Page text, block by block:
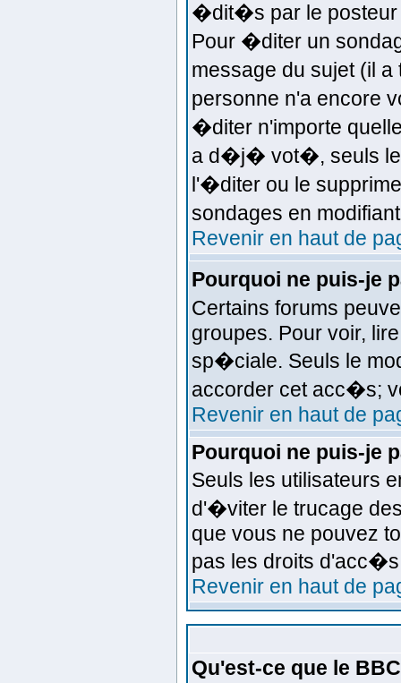
�dit�s par le posteur
Pour �diter un
message du sujet (il
personne n'a encore
�diter n'importe
a d�j� vot�, seuls
l'�diter ou le
sondages en
Revenir en haut de
Pourquoi ne puis-je
Certains forums
groupes. Pour voir,
sp�ciale. Seuls le
accorder cet acc�s;
Revenir en haut de
Pourquoi ne puis-je
Seuls les utilisateurs
d'�viter le trucage
que vous ne pouvez
pas les droits
Revenir en haut de
Qu'est-ce que le